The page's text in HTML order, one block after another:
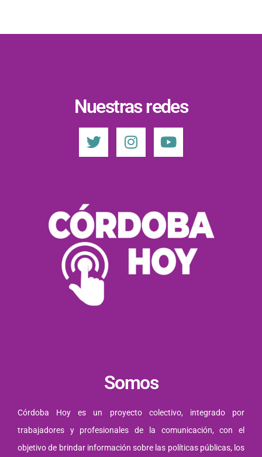
Nuestras redes
Somos
Córdoba Hoy es un proyecto colectivo, integrado por
trabajadores y profesionales de la comunicación, con el
objetivo de brindar información sobre las políticas públicas, los